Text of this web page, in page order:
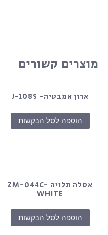
מוצרים קשורים
ארון אמבטיה- J-1089
הוספה לסל הבקשות
אסלה תלויה ZM-044C-
WHITE
הוספה לסל הבקשות